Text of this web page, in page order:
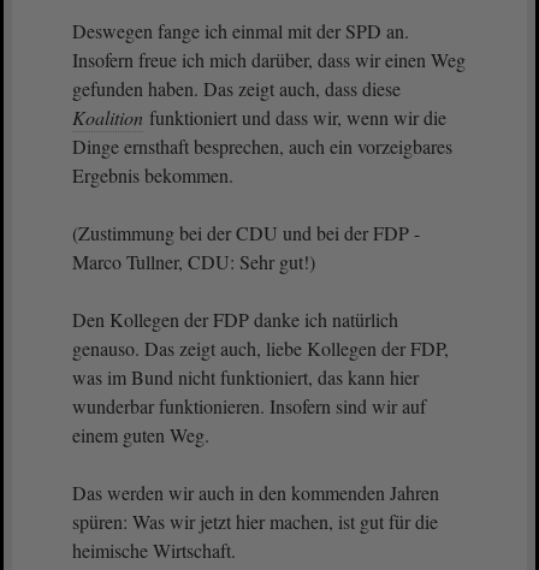
Deswegen fange ich einmal mit der SPD an.
Insofern freue ich mich darüber, dass wir einen Weg
gefunden haben. Das zeigt auch, dass diese
Koalition funktioniert und dass wir, wenn wir die
Dinge ernsthaft besprechen, auch ein vorzeigbares
Ergebnis bekommen.
(Zustimmung bei der CDU und bei der FDP -
Marco Tullner, CDU: Sehr gut!)
Den Kollegen der FDP danke ich natürlich
genauso. Das zeigt auch, liebe Kollegen der FDP,
was im Bund nicht funktioniert, das kann hier
wunderbar funktionieren. Insofern sind wir auf
einem guten Weg.
Das werden wir auch in den kommenden Jahren
spüren: Was wir jetzt hier machen, ist gut für die
heimische Wirtschaft.